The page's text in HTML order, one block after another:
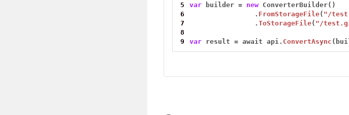
5
var builder = new ConverterBuilder()
6
. FromStorageFile( "/
7
.ToStorageFile( "/
8
9
var result = await api. ConvertAsync